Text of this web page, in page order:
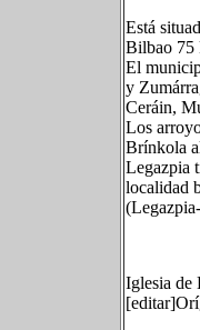
Está
Bilbao 75
El
y
Ceráin,
Los
Brínkola
Legazpia
localidad
Iglesia de